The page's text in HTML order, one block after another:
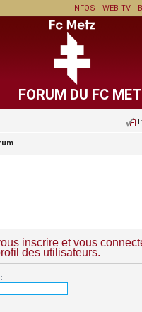
WEB TV
INFOS
FORUM DU FC
inscrire et vous
des utilisateurs.